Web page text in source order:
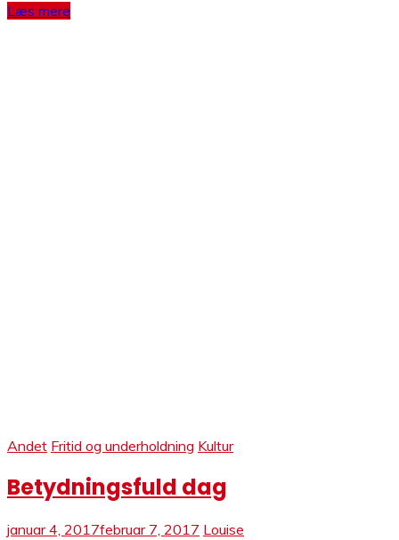
Læs mere
Andet Fritid og underholdning Kultur
Betydningsfuld dag
januar 4, 2017februar 7, 2017 Louise